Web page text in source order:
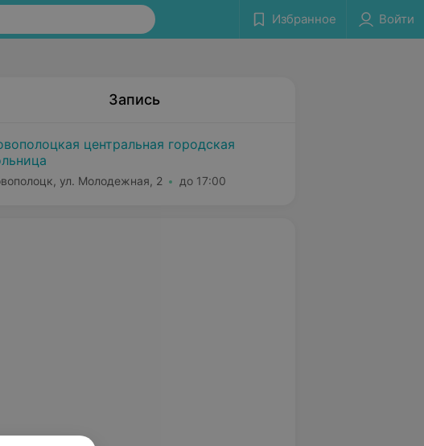
Избранное Войти
Запись
центральная городская
ул. Молодежная, 2 до 17:00